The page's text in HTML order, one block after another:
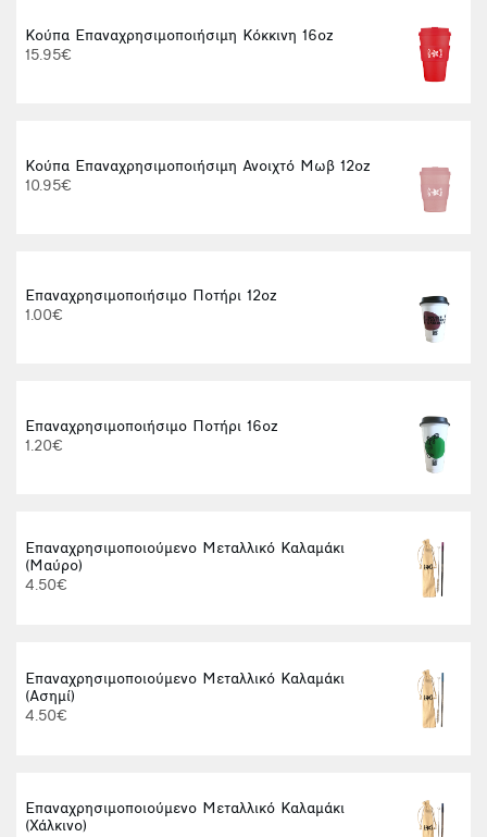
Κούπα Επαναχρησιμοποιήσιμη Κόκκινη 16oz
15.95€
Κούπα Επαναχρησιμοποιήσιμη Ανοιχτό Μωβ 12oz
10.95€
Επαναχρησιμοποιήσιμο Ποτήρι 12oz
1.00€
Επαναχρησιμοποιήσιμο Ποτήρι 16oz
1.20€
Επαναχρησιμοποιούμενο Μεταλλικό Καλαμάκι
(Μαύρο)
4.50€
Επαναχρησιμοποιούμενο Μεταλλικό Καλαμάκι
(Ασημί)
4.50€
Επαναχρησιμοποιούμενο Μεταλλικό Καλαμάκι
(Χάλκινο)